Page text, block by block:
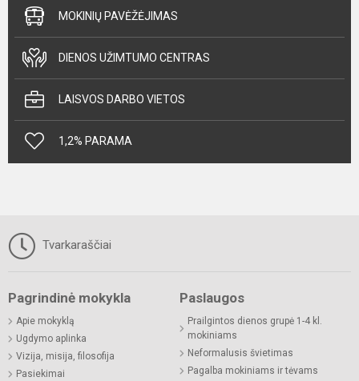
MOKINIŲ PAVĖŽĖJIMAS
DIENOS UŽIMTUMO CENTRAS
LAISVOS DARBO VIETOS
1,2% PARAMA
Tvarkaraščiai
Pagrindinė mokykla
Apie mokyklą
Ugdymo aplinka
Vizija, misija, filosofija
Pasiekimai
Paslaugos
Prailgintos dienos grupė 1-4 kl.
mokiniams
Neformalusis švietimas
Pagalba mokiniams ir tėvams